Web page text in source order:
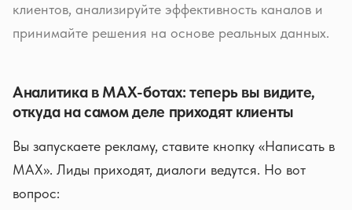
клиентов, анализируйте эффективность каналов и
принимайте решения на основе реальных данных.
Аналитика в MAX-ботах: теперь вы видите,
откуда на самом деле приходят клиенты
Вы запускаете рекламу, ставите кнопку «Написать в
MAX». Лиды приходят, диалоги ведутся. Но вот
вопрос: